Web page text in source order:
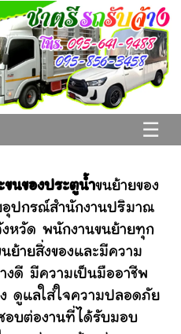
☰
ขนของประตูน้ำขนย้ายของ
ปกรณ์สำนักงานปริมาณ
หวัด พนักงานขนย้ายทุก
ย้ายสิ่งของและมีความ
งดี มีความเป็นมืออาชีพ
ง ดูแลใส่ใจความปลอดภัย
อบต่องานที่ได้รับมอบ